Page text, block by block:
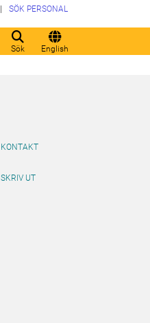
Sök English
SÖK PERSONAL
KONTAKT
SKRIV UT